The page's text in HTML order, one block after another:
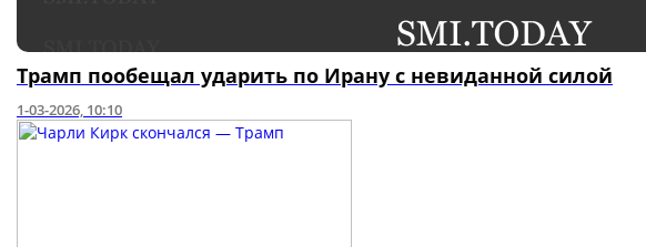
Трамп пообещал ударить по Ирану с невиданной силой
1-03-2026, 10:10